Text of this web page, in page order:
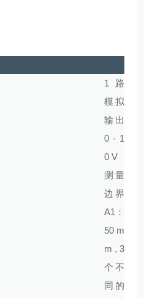
1 路
模拟
输出
0 - 1
0 V
测量
边界
A1：
50 m
m , 3
个不
同的